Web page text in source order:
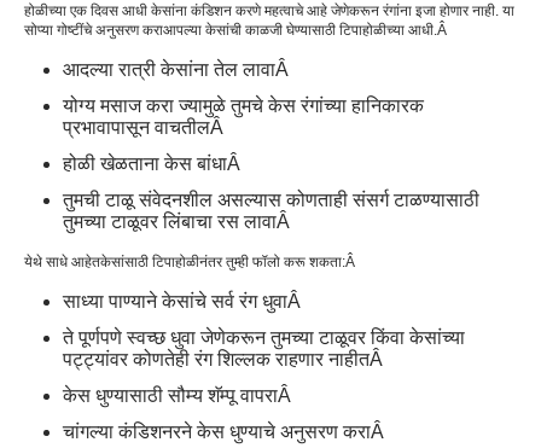
होळीच्या एक दिवस आधी केसांना कंडिशन करणे महत्वाचे आहे जेणेकरून रंगांना इजा होणार नाही. या
सोप्या गोष्टींचे अनुसरण कराआपल्या केसांची काळजी घेण्यासाठी टिपाहोळीच्या आधी.Â
आदल्या रात्री केसांना तेल लावाÂ
योग्य मसाज करा ज्यामुळे तुमचे केस रंगांच्या हानिकारक
प्रभावापासून वाचतीलÂ
होळी खेळताना केस बांधाÂ
तुमची टाळू संवेदनशील असल्यास कोणताही संसर्ग टाळण्यासाठी
तुमच्या टाळूवर लिंबाचा रस लावाÂ
येथे साधे आहेतकेसांसाठी टिपाहोळीनंतर तुम्ही फॉलो करू शकता:Â
साध्या पाण्याने केसांचे सर्व रंग धुवाÂ
ते पूर्णपणे स्वच्छ धुवा जेणेकरून तुमच्या टाळूवर किंवा केसांच्या
पट्ट्यांवर कोणतेही रंग शिल्लक राहणार नाहीतÂ
केस धुण्यासाठी सौम्य शॅम्पू वापराÂ
चांगल्या कंडिशनरने केस धुण्याचे अनुसरण कराÂ